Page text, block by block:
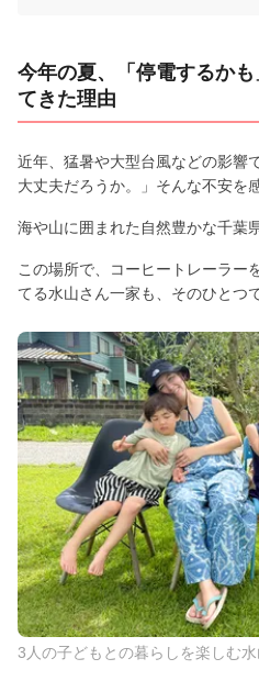
今年の夏、「停電するか
てきた理由
近年、猛暑や大型台風などの影響
大丈夫だろうか。」そんな不安を
海や山に囲まれた自然豊かな千葉
この場所で、コーヒートレーラー
てる水山さん一家も、そのひとつ
3人の子どもとの暮らしを楽しむ